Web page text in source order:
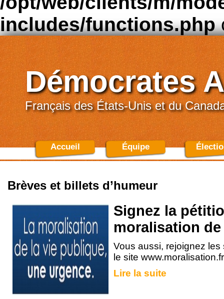
includes/functions.php
Démocrates
Français des États-Unis et du
Accueil Équipe
Brèves et billets d’humeur
Signez la
moralisation
Vous aussi, rejoignez
le site www.moralisation.fr
Lire la suite